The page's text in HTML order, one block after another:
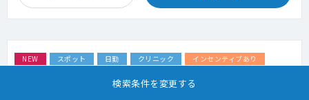
NEW スポット 日勤 クリニック
インセンティブあり
検索条件を変更する